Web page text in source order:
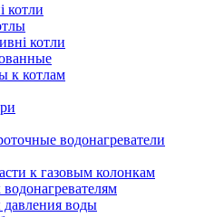
котли
котли
к котлам
водонагреватели
к газовым колонкам
водонагревателям
давления воды